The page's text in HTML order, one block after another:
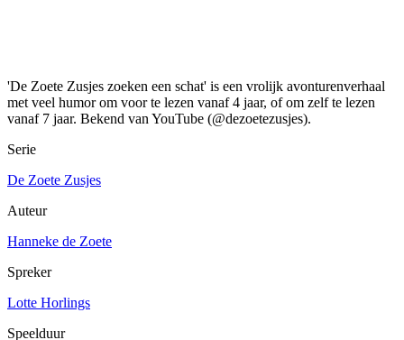
'De Zoete Zusjes zoeken een schat' is een vrolijk avonturenverhaal
met veel humor om voor te lezen vanaf 4 jaar, of om zelf te lezen
vanaf 7 jaar. Bekend van YouTube (@dezoetezusjes).
Serie
De Zoete Zusjes
Auteur
Hanneke de Zoete
Spreker
Lotte Horlings
Speelduur